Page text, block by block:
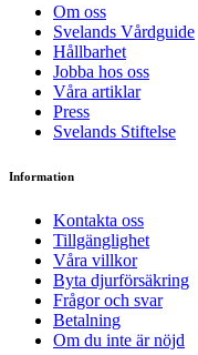
Om oss
Svelands Vårdguide
Hållbarhet
Jobba hos oss
Våra artiklar
Press
Svelands Stiftelse
Information
Kontakta oss
Tillgänglighet
Våra villkor
Byta djurförsäkring
Frågor och svar
Betalning
Om du inte är nöjd